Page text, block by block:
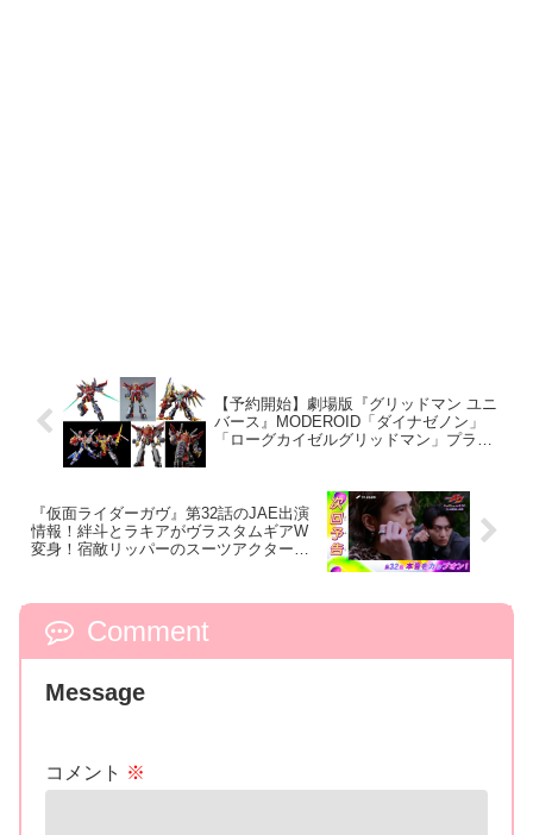
【予約開始】劇場版『グリッドマン ユニ
バース』MODEROID「ダイナゼノン」
「ローグカイゼルグリッドマン」プラモ
『仮面ライダーガヴ』第32話のJAE出演
情報！絆斗とラキアがヴラスタムギアW
変身！宿敵リッパーのスーツアクターは
Comment
Message
コメント ※